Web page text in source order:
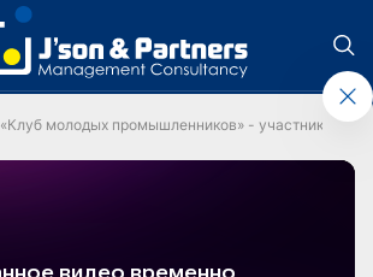
«Клуб молодых промышленников» - участники,